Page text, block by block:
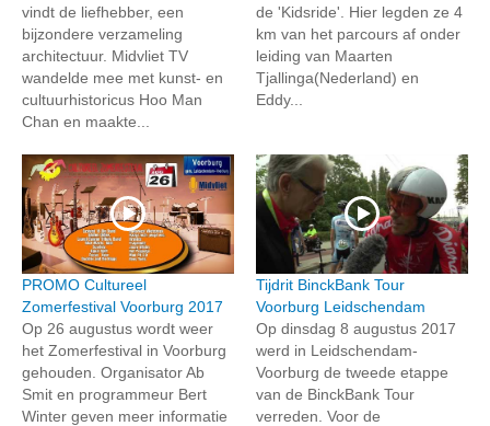
vindt de liefhebber, een
bijzondere verzameling
architectuur. Midvliet TV
wandelde mee met kunst- en
cultuurhistoricus Hoo Man
Chan en maakte...
de 'Kidsride'. Hier legden ze 4
km van het parcours af onder
leiding van Maarten
Tjallinga(Nederland) en
Eddy...
PROMO Cultureel
Zomerfestival Voorburg 2017
Op 26 augustus wordt weer
het Zomerfestival in Voorburg
gehouden. Organisator Ab
Smit en programmeur Bert
Winter geven meer informatie
Tijdrit BinckBank Tour
Voorburg Leidschendam
Op dinsdag 8 augustus 2017
werd in Leidschendam-
Voorburg de tweede etappe
van de BinckBank Tour
verreden. Voor de